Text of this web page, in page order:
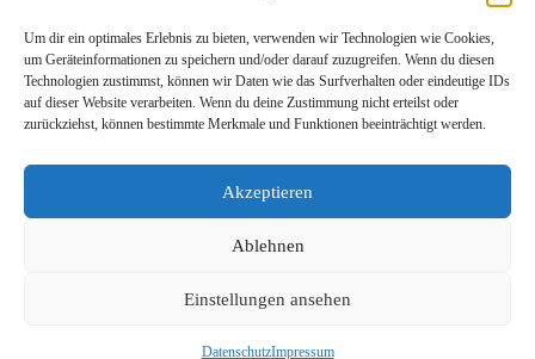
Um dir ein optimales Erlebnis zu bieten, verwenden wir Technologien wie Cookies,
um Geräteinformationen zu speichern und/oder darauf zuzugreifen. Wenn du diesen
Technologien zustimmst, können wir Daten wie das Surfverhalten oder eindeutige IDs
auf dieser Website verarbeiten. Wenn du deine Zustimmung nicht erteilst oder
zurückziehst, können bestimmte Merkmale und Funktionen beeinträchtigt werden.
Akzeptieren
Ablehnen
Einstellungen ansehen
DatenschutzImpressum
ANMELDEN
Innsbruck